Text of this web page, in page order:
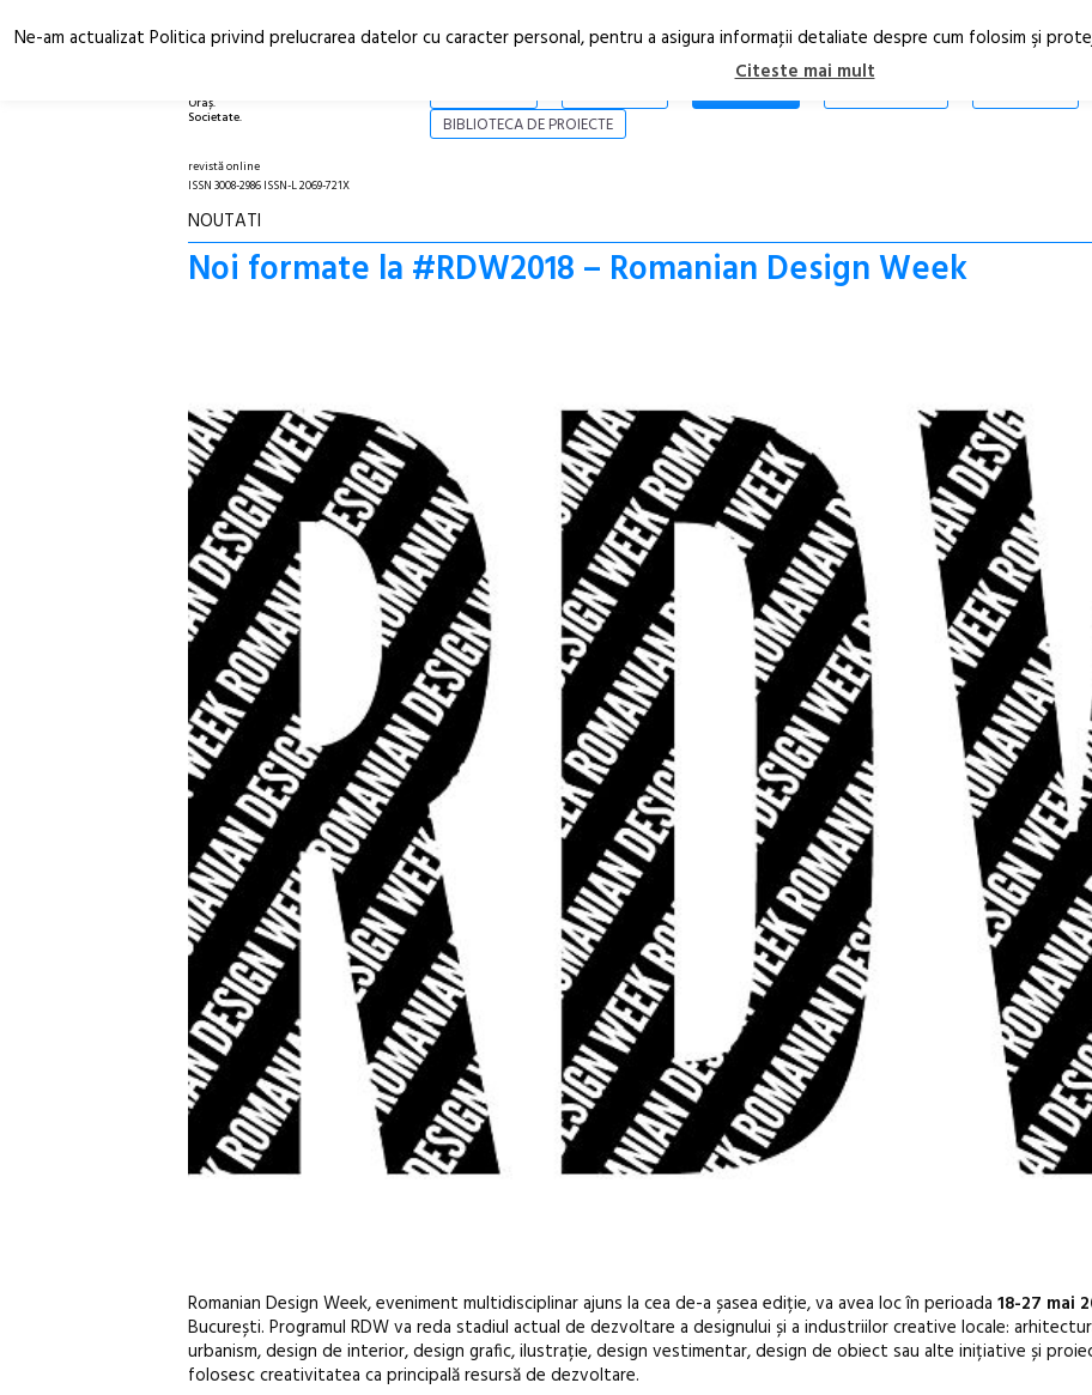
Oraș.
Societate.
STIRI
BIBLIOTECA DE PROIECTE
revistă online
ISSN 3008-2986 ISSN-L 2069-721X
NOUTATI
Noi formate la #RDW2018 – Romanian Design Week
Romanian Design Week, eveniment multidisciplinar ajuns la cea de-a șasea ediție, va avea loc în perioada 18-27 mai
București. Programul RDW va reda stadiul actual de dezvoltare a designului și a industriilor creative locale:
urbanism, design de interior, design grafic, ilustrație, design vestimentar, design de obiect sau alte inițiative și
folosesc creativitatea ca principală resursă de dezvoltare.
Ne-am actualizat Politica privind prelucrarea datelor cu caracter personal, pentru a asigura informaţii detaliate despre cum folosim şi
Citeste mai mult